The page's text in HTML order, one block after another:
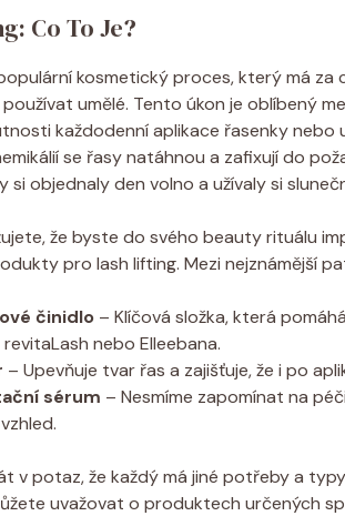
Co To Je?
kosmetický proces, který má
umělé. Tento úkon je oblíbený
každodenní aplikace řasenky nebo
se řasy natáhnou a zafixují do
si objednaly den volno a užívaly si
že byste do svého beauty rituálu
pro lash lifting. Mezi nejznámější
činidlo – Klíčová složka, která
nebo Elleebana.
– Upevňuje tvar řas a zajišťuje, že i po
sérum – Nesmíme zapomínat na
v potaz, že každý má jiné potřeby a
uvažovat o produktech určených